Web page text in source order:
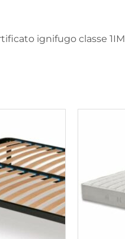
ignifugo classe 1IM